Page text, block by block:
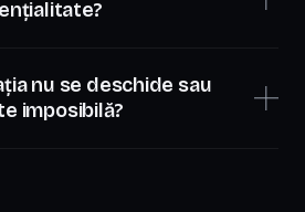
nu se deschide sau
imposibilă?